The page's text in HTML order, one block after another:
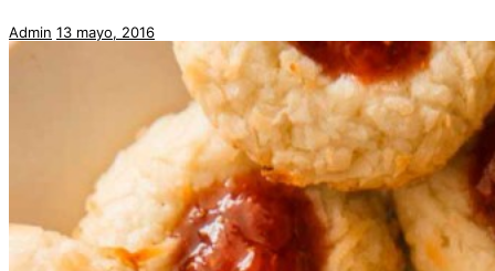
Admin 13 mayo, 2016